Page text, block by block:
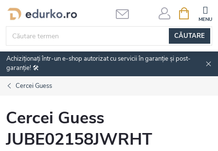
Treci
conținut
CĂUTARE
DE
Achiziționați într-un e-shop autorizat cu servicii în garanție și post-
garanție! 🛠️
Cercei Guess
Cercei Guess
JUBE02158JWRHT